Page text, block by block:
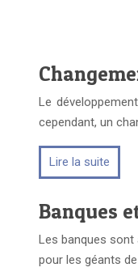
Le
cependant, un
Lire la suite
Banques
Les banques sont
pour les géants